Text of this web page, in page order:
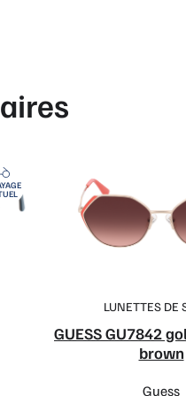
LUNETTES DE
GUESS GU7842
brown
Guess